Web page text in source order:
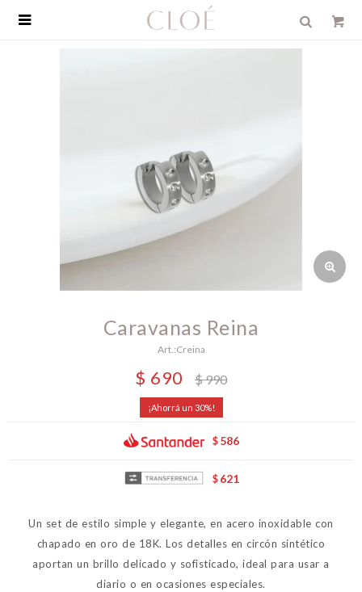

Caravanas Reina
Creina
$ 690 $990
30
$ 586
$ 621
Un set de estilo simple y elegante, en acero inoxidable con
chapado en oro de 18K. Los detalles en circón sintético
aportan un brillo delicado y sofisticado, ideal para usar a
diario o en ocasiones especiales.